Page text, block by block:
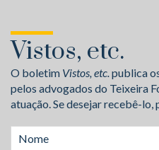
Vistos, etc.
O boletim Vistos, etc.publica
pelos advogados do Teixeira
atuação. Se desejar recebê-